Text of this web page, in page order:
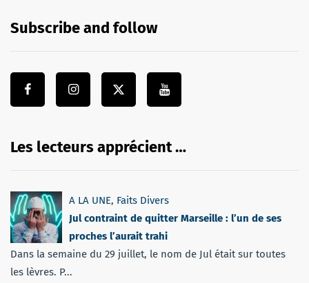
Subscribe and follow
Les lecteurs apprécient …
A LA UNE, Faits Divers
Jul contraint de quitter Marseille : l’un de ses
proches l’aurait trahi
Dans la semaine du 29 juillet, le nom de Jul était sur toutes
les lèvres. P...